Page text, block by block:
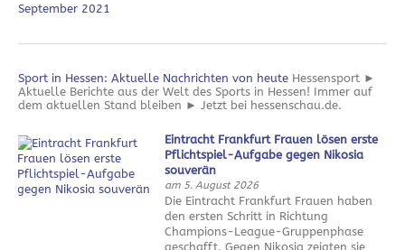
September 2021
Sport in Hessen: Aktuelle Nachrichten von heute Hessensport ►
Aktuelle Berichte aus der Welt des Sports in Hessen! Immer auf
dem aktuellen Stand bleiben ► Jetzt bei hessenschau.de.
Eintracht Frankfurt Frauen lösen erste
Pflichtspiel-Aufgabe gegen Nikosia
souverän
am 5. August 2026
Die Eintracht Frankfurt Frauen haben
den ersten Schritt in Richtung
Champions-League-Gruppenphase
geschafft. Gegen Nikosia zeigten sie